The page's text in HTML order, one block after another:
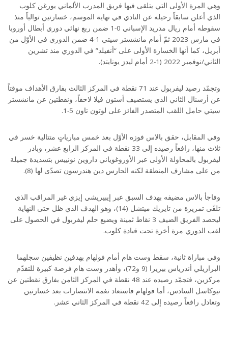
وهي المرة الأولى التي يتلقى فيها فريق المدرب الألماني يورغن كلوب
الذي أعلن سابقاً رحيله عن النادي في نهاية الموسم، خسارتين توالياً منذ
سقوطه أمام ريال مدريد الإسباني 0-1 ضمن ربع نهائي دوري أبطال أوروبا
في مارس 2023 ثمّ أمام مانشستر سيتي 1-4 ضمن الدوري في الأوّل من
أبريل، كما أنها الخسارة الأولى على “أنفيلد” في الدوري منذ تشرين
الثاني/نوفمبر 2022 (1-2 أمام ليدز يونايتد).
وتجمّد رصيد ليفربول عند 71 نقطة في المركز الثالث بفارق الأهداف موقتاً
عن أرسنال الثاني الذي يستضيف أستون فيلا لاحقاً، ونقطتين عن مانشستر
سيتي حامل اللقب المتصدر الفائز على لوتون تاون 5-1.
وفي المقابل، حقق بالاس فوزه الأوّل بعد خمس مبارياتٍ متتالية خسر في
ثلاث منها، رافعاً رصيده إلى 33 نقطة في المركز الرابع عشر، وبادر
ليفربول بالمحاولة الأولى عبر الأوروغوياني داروين نونييس بتسديدة جميلة
من على مشارف المنطقة لكنه الحارس دين هندرسون تصدّى لها (8).
وفاجأ بالاس مضيفه بهدف السبق عبر إيبيريشي إيزي غير المراقب الذي
تلقّى تمريرة من تايريك ميتشل (14)، وهو الهدف الذي ظل حتى النهاية
ليحصد الفريق الضيف 3 نقاط ثمينة ويضيع حلم ليفربول في الحصول على
لقب الدوري مرة أخرة تحت قيادة كلوب.
وفي مباراة ثانية، سقط وست هام أمام فولهام بهدفين نظيفين سجلهما
البرازيلي أندرياس بيريرا (9 و72)، وأهدر وست هام فرصة كبيرة للتقدّم
مركزين، فتجمّد رصيده عند 48 نقطة في المركز الثامن بفارق نقطتين عن
نيوكاسل السادس، أما فولهام فاستعاد نغمة الانتصارات بعد خسارتين
وتعادل رافعاً رصيده إلى 42 نقطة في المركز الثاني عشر.